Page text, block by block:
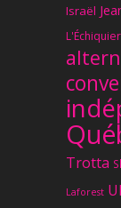
Israël
Trotta
Laforest